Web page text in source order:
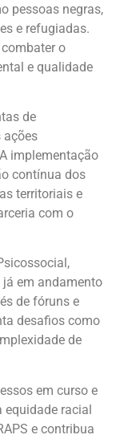
pessoas negras,
e refugiadas.
o
e qualidade
de
ações
implementação
contínua dos
territoriais e
com o
em andamento
de fóruns e
desafios como
de
em curso e
equidade racial
e contribua